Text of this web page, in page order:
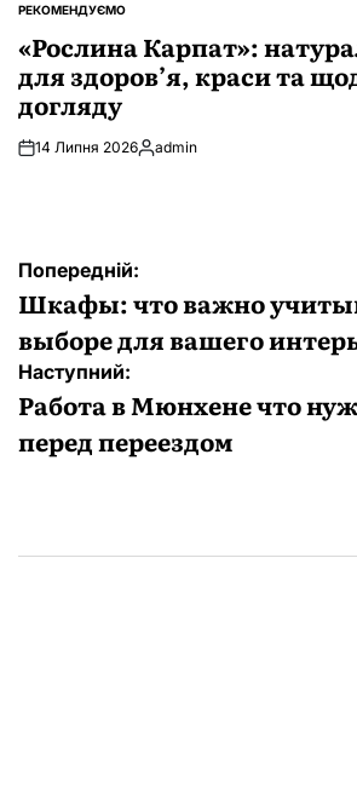
ОПУБЛІКУВАТИ
РЕКОМЕНДУЄМО
«Рослина Карпат»:
для здоров’я, краси та
догляду
14 Липня 2026Опубліковано
admin
Навігація
записів
Попередній:
Шкафы: что важно
выборе для вашего
Наступний:
Работа в Мюнхене что
перед переездом